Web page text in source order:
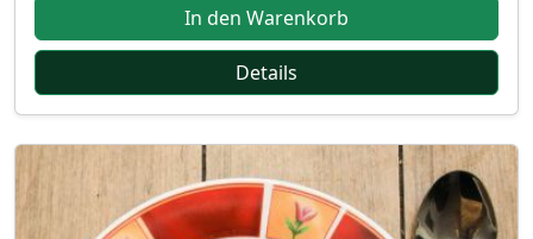
In den Warenkorb
Details